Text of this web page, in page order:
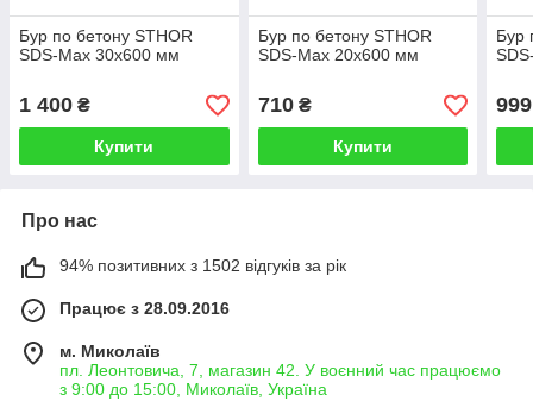
Бур по бетону STHOR
SDS-Max 30x600 мм
1 400 ₴
Купити
Бур по бетону STHOR
SDS-Max 20x600 мм
710₴
Купити
Бур
999
Про нас
94% позитивних з 1502 відгуків за рік
Працює з 28.09.2016
м. Миколаїв
пл. Леонтовича, 7, магазин 42. У воєнний час працюємо
з 9:00 до 15:00, Миколаїв, Україна